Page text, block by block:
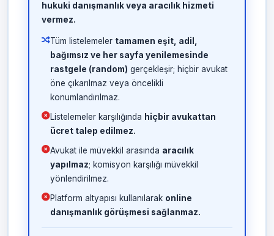
hukuki danışmanlık veya aracılık hizmeti
vermez.
Tüm listelemeler tamamen eşit, adil,
bağımsız ve her sayfa yenilemesinde
rastgele (random) gerçekleşir; hiçbir avukat
öne çıkarılmaz veya öncelikli
konumlandırılmaz.
Listelemeler karşılığında hiçbir avukattan
ücret talep edilmez.
Avukat ile müvekkil arasında aracılık
yapılmaz; komisyon karşılığı müvekkil
yönlendirilmez.
Platform altyapısı kullanılarak online
danışmanlık görüşmesi sağlanmaz.